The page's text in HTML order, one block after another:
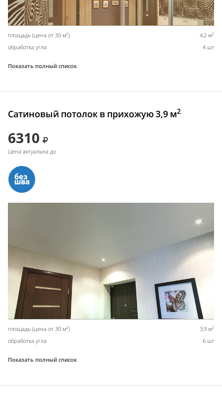
площадь (цена от 30 м2) 4,2 м2
обработка угла 4 шт
Показать полный список
Сатиновый потолок в прихожую 3,9 м2
6310
Цена актуальна до
площадь (цена от 30 м2) 3,9 м2
обработка угла 6 шт
Показать полный список